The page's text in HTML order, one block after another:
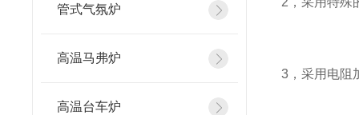
管式气氛炉
高温马弗炉
高温台车炉
3，采用电阻